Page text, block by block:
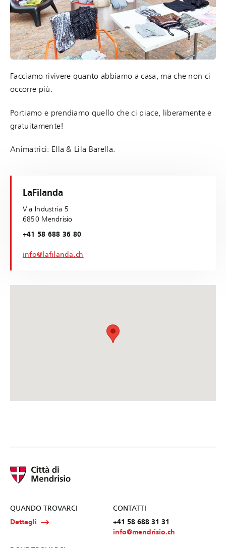
Facciamo rivivere quanto abbiamo a casa, ma che non ci
occorre più.
Portiamo e prendiamo quello che ci piace, liberamente e
gratuitamente!
Animatrici: Ella & Lila Barella.
LaFilanda
Via Industria 5
6850 Mendrisio
+41 58 688 36 80
info@lafilanda.ch
QUANDO TROVARCI
Dettagli
CONTATTI
+41 58 688 31 31
info@mendrisio.ch